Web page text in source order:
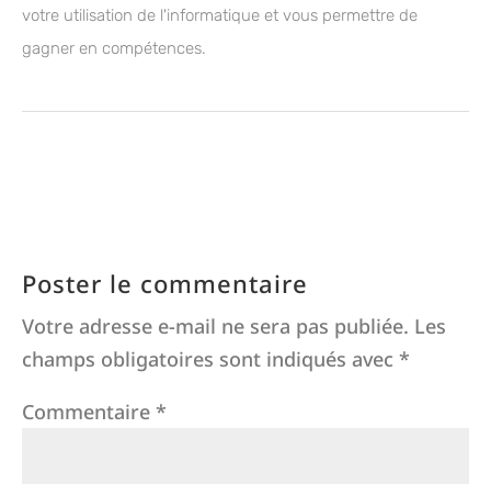
votre utilisation de l'informatique et vous permettre de
gagner en compétences.
Poster le commentaire
Votre adresse e-mail ne sera pas publiée. Les
champs obligatoires sont indiqués avec *
Commentaire *